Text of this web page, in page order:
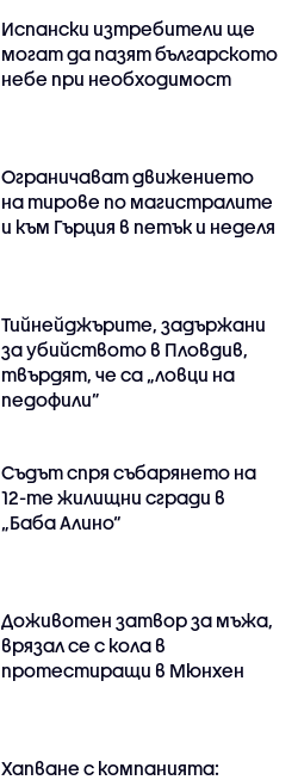
Испански изтребители ще
могат да пазят българското
небе при необходимост
Ограничават движението
на тирове по магистралите
и към Гърция в петък и неделя
Тийнейджърите, задържани
за убийството в Пловдив,
твърдят, че са „ловци на
педофили”
Съдът спря събарянето на
12-те жилищни сгради в
„Баба Алино“
Доживотен затвор за мъжа,
врязал се с кола в
протестиращи в Мюнхен
Хапване с компанията: